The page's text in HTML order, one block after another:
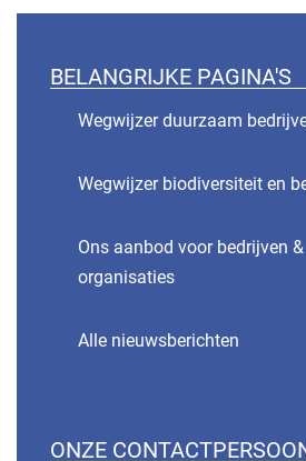
BELANGRIJKE PAGINA'S
Wegwijzer duurzaam
Wegwijzer biodiversiteit en
Ons aanbod voor bedrijven &
organisaties
Alle nieuwsberichten
ONZE